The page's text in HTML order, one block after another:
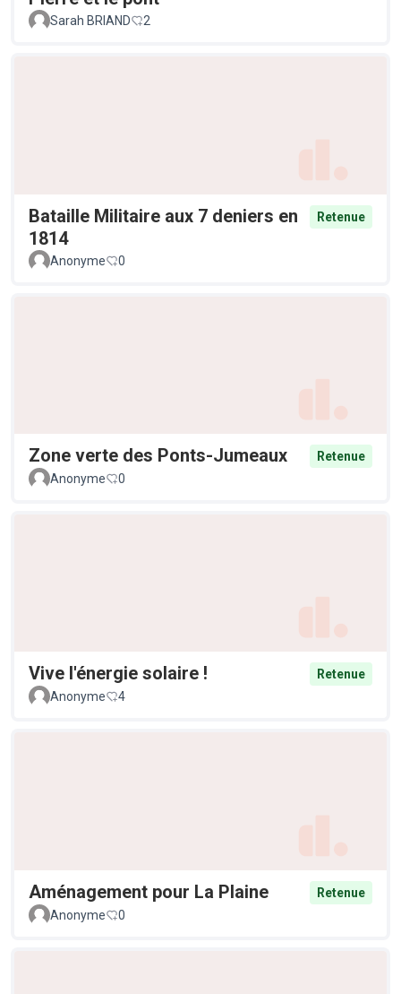
Sarah BRIAND 2
Bataille Militaire aux 7 deniers en
1814
Retenue
Anonyme 0
Zone verte des Ponts-Jumeaux
Retenue
Anonyme
0
Vive l'énergie solaire !
Retenue
Anonyme
4
Aménagement pour La Plaine
Retenue
Anonyme
0